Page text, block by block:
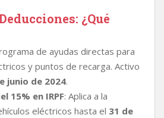
¿Qué
de ayudas directas para
y puntos de recarga. Activo
junio de 2024.
15% en IRPF: Aplica a la
eléctricos hasta el 31 de